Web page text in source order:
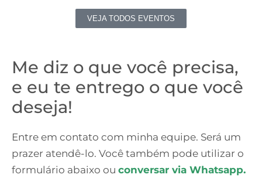
VEJA TODOS EVENTOS
Me diz o que você precisa,
e eu te entrego o que você
deseja!
Entre em contato com minha equipe. Será um
prazer atendê-lo. Você também pode utilizar o
formulário abaixo ou conversar via Whatsapp.